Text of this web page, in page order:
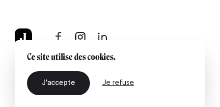
À propos Mentions légales Contactez-nous
Ce site utilise des cookies.
J'accepte Je refuse